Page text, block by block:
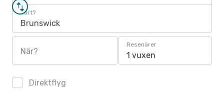
Vart?
Brunswick
När?
Resenärer
1 vuxen
Direktflyg